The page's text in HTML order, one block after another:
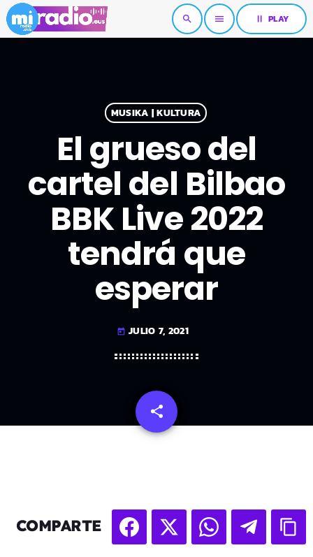
search menu pause PLAY
MUSIKA | KULTURA
El grueso del
cartel del Bilbao
BBK Live 2022
tendrá que
esperar
today JULIO 7, 2021
share
email
COMPARTE